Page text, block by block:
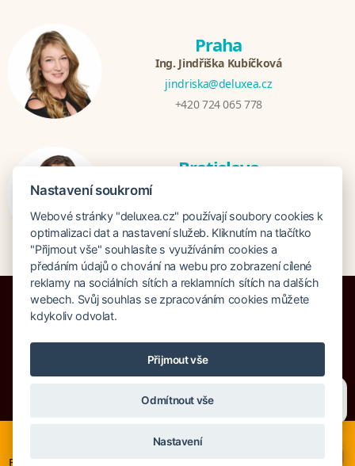
Praha
Ing. Jindřiška Kubíčková
jindriska@deluxea.cz
+420 724 065 778
Bratislava
+421 948 759 074
Pojištění proti úpadku 125 000 000 Kč
neřešíte na poslední chvíli. Smartwings i Austrian lety po
Evropě neruší. Mnohé hotely v Evropě stále nabízí akční ceny,
×
Nastavení soukromí
Webové stránky "deluxea.cz" používají soubory cookies k
optimalizaci dat a nastavení služeb. Kliknutím na tlačítko
"Přijmout vše" souhlasíte s využíváním cookies a
předáním údajů o chování na webu pro zobrazení cílené
reklamy na sociálních sítích a reklamních sítích na dalších
webech. Svůj souhlas se zpracováním cookies můžete
kdykoliv odvolat.
Přijmout vše
Odmítnout vše
Nastavení
Potřebujete poradit? Zeptejte se našeho asistenta
Chettyho.